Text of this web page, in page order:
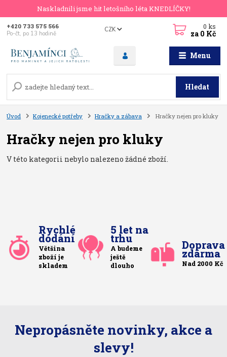
Naskladnili jsme hit letošního léta KNEDLÍČKY!
Menu
CZK
Hledat
+420 733 575 566
Po-čt, po 13 hodině
0ks
za 0 Kč
Úvod Kojenecké potřeby Hračky a zábava Hračky nejen pro kluky
Hračky nejen pro kluky
V této kategorii nebylo nalezeno žádné zboží.
Rychlé
dodání
Většina
zboží je
skladem
5 let na
trhu
A budeme
ještě
dlouho
Doprava
zdarma
Nad 2000 Kč
Nepropásněte novinky, akce a
slevy!